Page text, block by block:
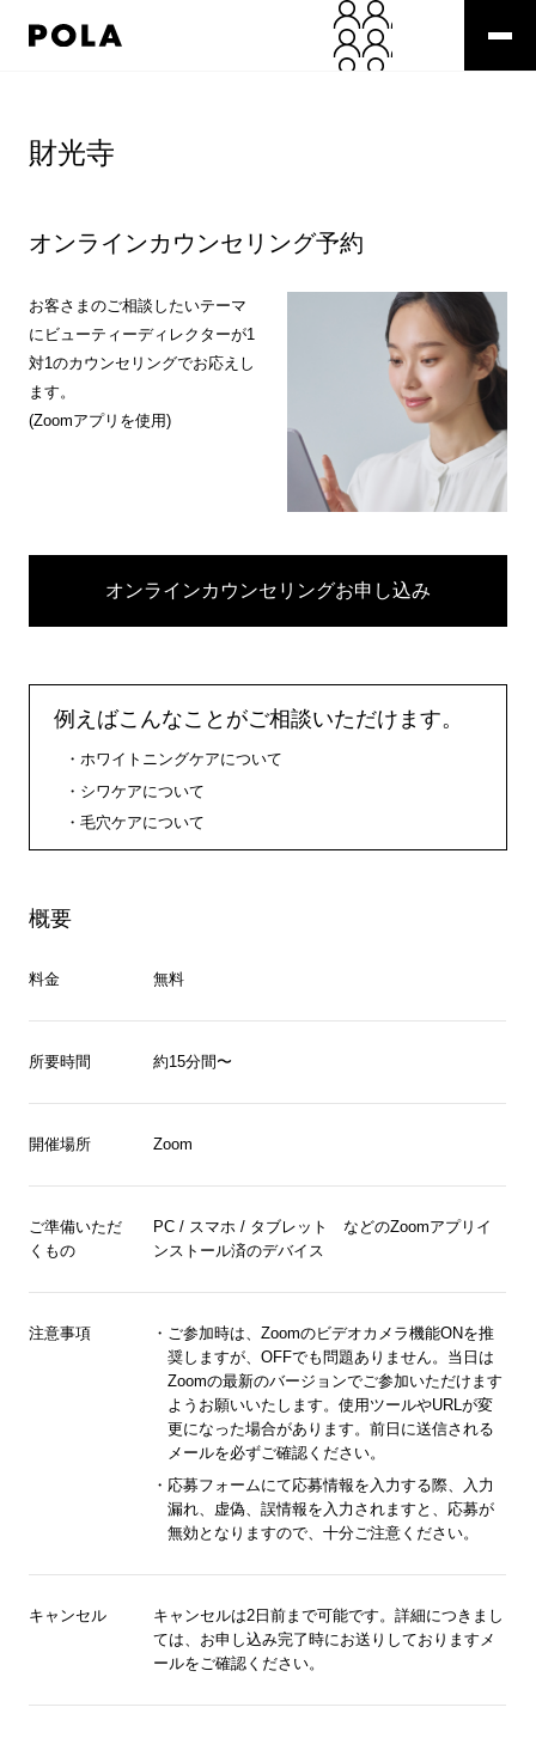
財光寺
オンラインカウンセリング予約
お客さまのご相談したいテーマ
にビューティーディレクターが1
対1のカウンセリングでお応えし
ます。
(Zoomアプリを使用)
オンラインカウンセリングお申し込み
例えばこんなことがご相談いただけます。
ホワイトニングケアについて
シワケアについて
毛穴ケアについて
概要
料金 無料
所要時間 約15分間〜
開催場所 Zoom
ご準備いただ
くもの
PC / スマホ / タブレット などのZoomアプリイ
ンストール済のデバイス
注意事項
ご参加時は、Zoomのビデオカメラ機能ONを推
奨しますが、OFFでも問題ありません。当日は
Zoomの最新のバージョンでご参加いただけます
ようお願いいたします。使用ツールやURLが変
更になった場合があります。前日に送信される
メールを必ずご確認ください。
応募フォームにて応募情報を入力する際、入力
漏れ、虚偽、誤情報を入力されますと、応募が
無効となりますので、十分ご注意ください。
キャンセル
キャンセルは2日前まで可能です。詳細につきまし
ては、お申し込み完了時にお送りしておりますメ
ールをご確認ください。